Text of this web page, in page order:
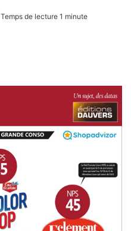
Temps de lecture 1 minute